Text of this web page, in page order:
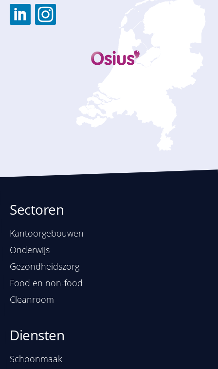
Sectoren
Kantoorgebouwen
Onderwijs
Gezondheidszorg
Food en non-food
Cleanroom
Diensten
Schoonmaak